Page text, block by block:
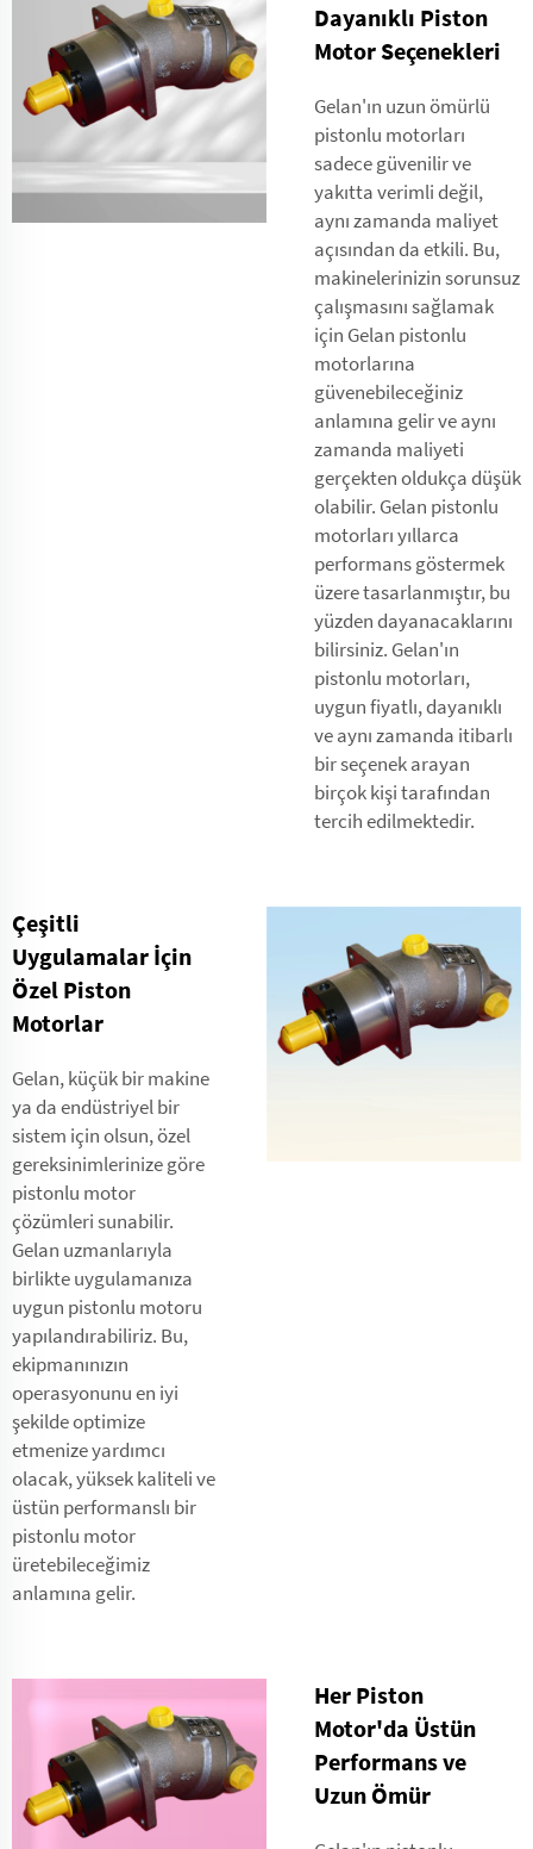
Dayanıklı Piston
Motor Seçenekleri
Gelan'ın uzun ömürlü
pistonlu motorları
sadece güvenilir ve
yakıtta verimli değil,
aynı zamanda maliyet
açısından da etkili. Bu,
makinelerinizin sorunsuz
çalışmasını sağlamak
için Gelan pistonlu
motorlarına
güvenebileceğiniz
anlamına gelir ve aynı
zamanda maliyeti
gerçekten oldukça düşük
olabilir. Gelan pistonlu
motorları yıllarca
performans göstermek
üzere tasarlanmıştır, bu
yüzden dayanacaklarını
bilirsiniz. Gelan'ın
pistonlu motorları,
uygun fiyatlı, dayanıklı
ve aynı zamanda itibarlı
bir seçenek arayan
birçok kişi tarafından
tercih edilmektedir.
Çeşitli
Uygulamalar İçin
Özel Piston
Motorlar
Gelan, küçük bir makine
ya da endüstriyel bir
sistem için olsun, özel
gereksinimlerinize göre
pistonlu motor
çözümleri sunabilir.
Gelan uzmanlarıyla
birlikte uygulamanıza
uygun pistonlu motoru
yapılandırabiliriz. Bu,
ekipmanınızın
operasyonunu en iyi
şekilde optimize
etmenize yardımcı
olacak, yüksek kaliteli ve
üstün performanslı bir
pistonlu motor
üretebileceğimiz
anlamına gelir.
Her Piston
Motor'da Üstün
Performans ve
Uzun Ömür